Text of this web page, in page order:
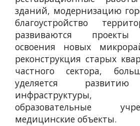
зданий, модернизацию
благоустройство
развиваются проекты
освоения новых
реконструкция старых
частного сектора,
уделяется развитию
образовательные
медицинские объекты.